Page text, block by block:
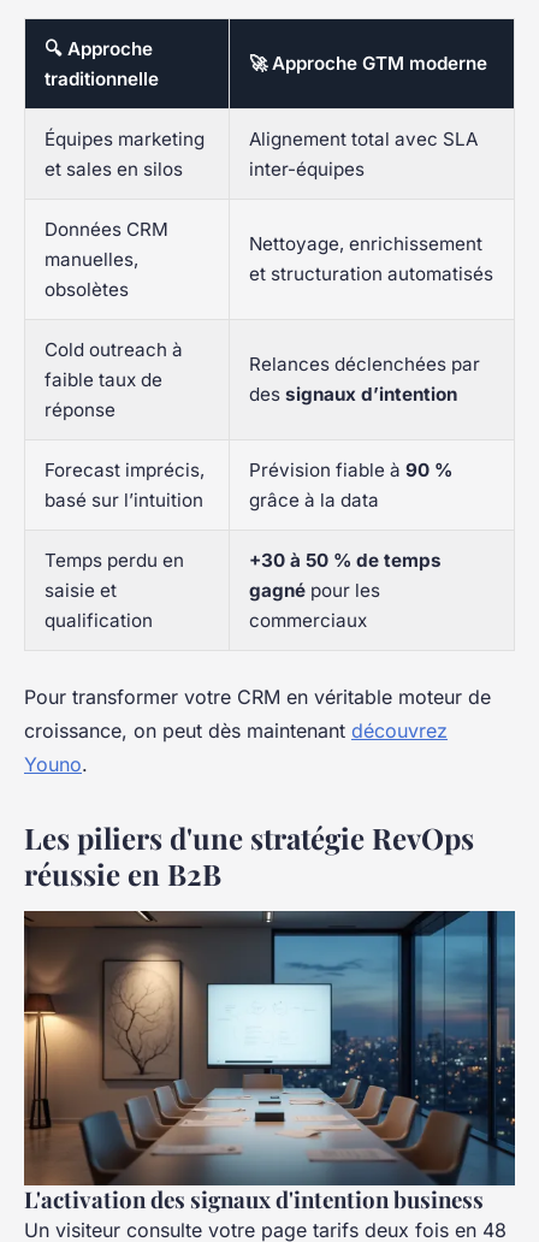
🔍 Approche
traditionnelle
🚀 Approche GTM moderne
Équipes marketing
et sales en silos
Alignement total avec SLA
inter-équipes
Données CRM
manuelles,
obsolètes
Nettoyage, enrichissement
et structuration automatisés
Cold outreach à
faible taux de
réponse
Relances déclenchées par
des signaux d’intention
Forecast imprécis,
basé sur l’intuition
Prévision fiable à 90 %
grâce à la data
Temps perdu en
saisie et
qualification
+30 à 50 % de temps
gagné pour les
commerciaux
Pour transformer votre CRM en véritable moteur de
croissance, on peut dès maintenant découvrez
Youno.
Les piliers d'une stratégie RevOps
réussie en B2B
L'activation des signaux d'intention business
Un visiteur consulte votre page tarifs deux fois en 48